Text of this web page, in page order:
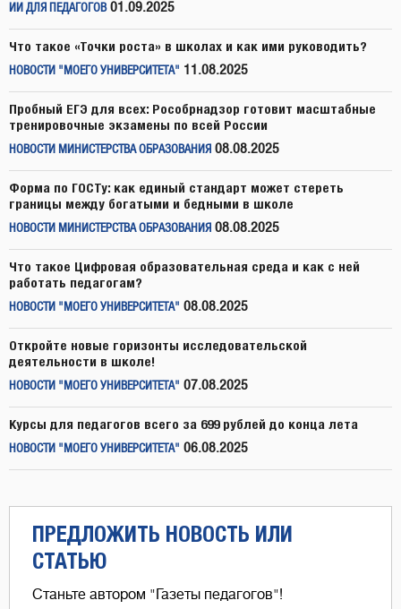
ИИ ДЛЯ ПЕДАГОГОВ 01.09.2025
Что такое «Точки роста» в школах и как ими руководить?
НОВОСТИ "МОЕГО УНИВЕРСИТЕТА" 11.08.2025
Пробный ЕГЭ для всех: Рособрнадзор готовит масштабные
тренировочные экзамены по всей России
НОВОСТИ МИНИСТЕРСТВА ОБРАЗОВАНИЯ 08.08.2025
Форма по ГОСТу: как единый стандарт может стереть
границы между богатыми и бедными в школе
НОВОСТИ МИНИСТЕРСТВА ОБРАЗОВАНИЯ 08.08.2025
Что такое Цифровая образовательная среда и как с ней
работать педагогам?
НОВОСТИ "МОЕГО УНИВЕРСИТЕТА" 08.08.2025
Откройте новые горизонты исследовательской
деятельности в школе!
НОВОСТИ "МОЕГО УНИВЕРСИТЕТА" 07.08.2025
Курсы для педагогов всего за 699 рублей до конца лета
НОВОСТИ "МОЕГО УНИВЕРСИТЕТА" 06.08.2025
ПРЕДЛОЖИТЬ НОВОСТЬ ИЛИ
СТАТЬЮ
Станьте автором "Газеты педагогов"!